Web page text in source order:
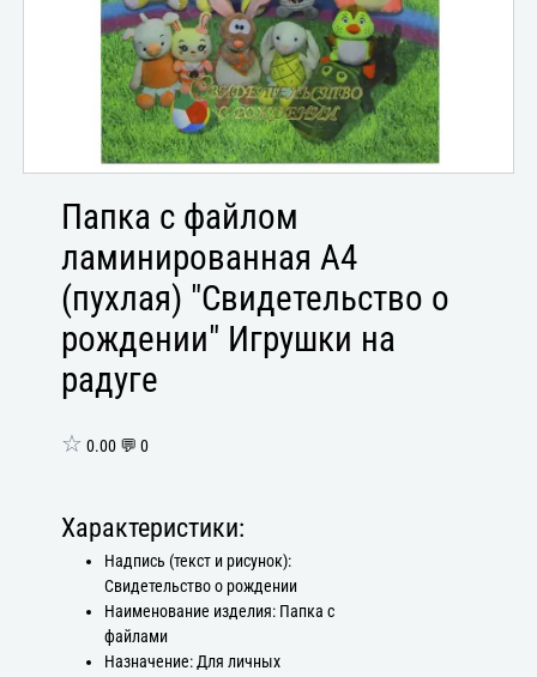
Папка с файлом
ламинированная А4
(пухлая) "Свидетельство о
рождении" Игрушки на
радуге
☆ 0.00 💬 0
Характеристики:
Надпись (текст и рисунок):
Свидетельство о рождении
Наименование изделия: Папка с
файлами
Назначение: Для личных